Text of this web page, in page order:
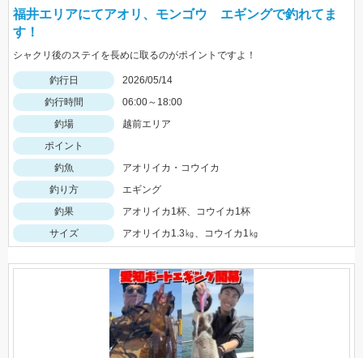
福井エリアにてアオリ、モンゴウ エギングで釣れてま
す！
シャクリ後のステイを長めに取るのがポイントですよ！
釣行日
2026/05/14
釣行時間
06:00～18:00
釣場
越前エリア
ポイント
釣魚
アオリイカ・コウイカ
釣り方
エギング
釣果
アオリイカ1杯、コウイカ1杯
サイズ
アオリイカ1.3㎏、コウイカ1㎏